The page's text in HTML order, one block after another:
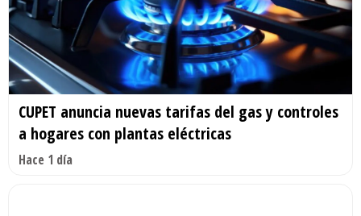
CUPET anuncia nuevas tarifas del gas y controles
a hogares con plantas eléctricas
Hace 1 día